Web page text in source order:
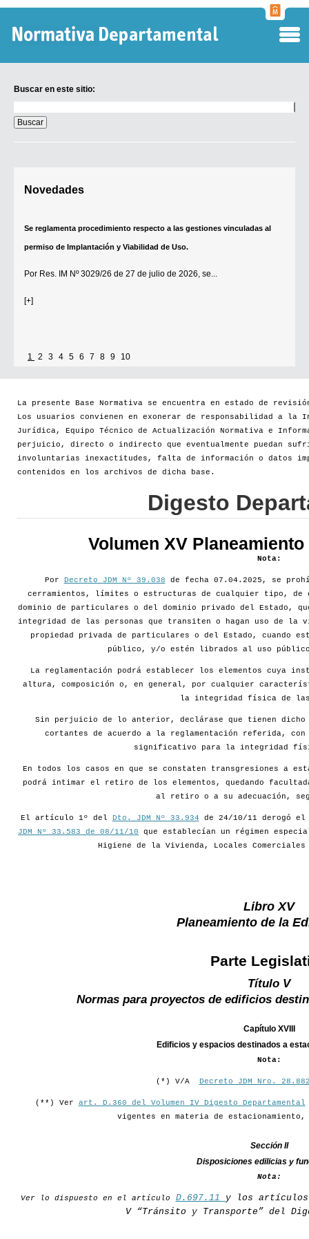
Buscar en este sitio:
en
este
sitio:
Novedades
Se reglamenta procedimiento respecto a las gestiones vinculadas al
permiso de Implantación y Viabilidad de Uso.
Por Res. IM Nº 3029/26 de 27 de julio de 2026, se...
[+]
1 2 3 4 5 6 7 8 9 10
La presente Base Normativa se encuentra en estado de
Los usuarios convienen en exonerar de responsabilidad a la
Jurídica, Equipo Técnico de Actualización Normativa e
perjuicio, directo o indirecto que eventualmente puedan
involuntarias inexactitudes, falta de información o datos
contenidos en los archivos de dicha base.
Digesto
Volumen XV
Nota:
Por Decreto JDM Nº 39.038 de fecha 07.04.2025, se
cerramientos, límites o estructuras de cualquier tipo, de
dominio de particulares o del dominio privado del Estado,
integridad de las personas que transiten o hagan uso de la
propiedad privada de particulares o del Estado, cuando
público, y/o estén librados al uso
La reglamentación podrá establecer los elementos cuya
altura, composición o, en general, por cualquier
la integridad física de las
Sin perjuicio de lo anterior, declárase que tienen dicho
cortantes de acuerdo a la reglamentación referida,
significativo para la integridad
En todos los casos en que se constaten transgresiones a
podrá intimar el retiro de los elementos, quedando
al retiro o a su adecuación,
El artículo 1º del Dto. JDM Nº 33.934 de 24/10/11 derogó
JDM Nº 33.583 de 08/11/10 que establecían un régimen
Higiene de la Vivienda, Locales
Libro XV
Planeamiento de la
Parte
Título V
Normas para proyectos de edificios
Capítulo XVIII
Edificios y espacios destinados a
Nota:
(*) V/A Decreto JDM Nro.
(**) Ver art. D.360 del Volumen IV Digesto Departamental
vigentes en materia de
Sección II
Disposiciones edilicias y
Nota:
Ver lo dispuesto en el artículo D.697.11 y los artículos
V “Tránsito y Transporte” del